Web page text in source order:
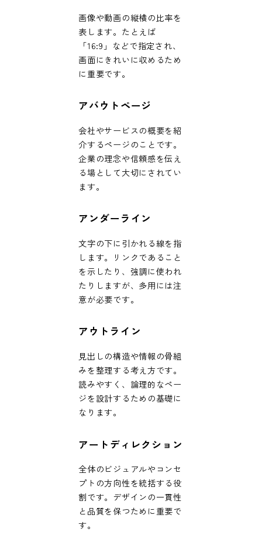
画像や動画の縦横の比率を
表します。たとえば
「16:9」などで指定され、
画面にきれいに収めるため
に重要です。
アバウトページ
会社やサービスの概要を紹
介するページのことです。
企業の理念や信頼感を伝え
る場として大切にされてい
ます。
アンダーライン
文字の下に引かれる線を指
します。リンクであること
を示したり、強調に使われ
たりしますが、多用には注
意が必要です。
アウトライン
見出しの構造や情報の骨組
みを整理する考え方です。
読みやすく、論理的なペー
ジを設計するための基礎に
なります。
アートディレクション
全体のビジュアルやコンセ
プトの方向性を統括する役
割です。デザインの一貫性
と品質を保つために重要で
す。